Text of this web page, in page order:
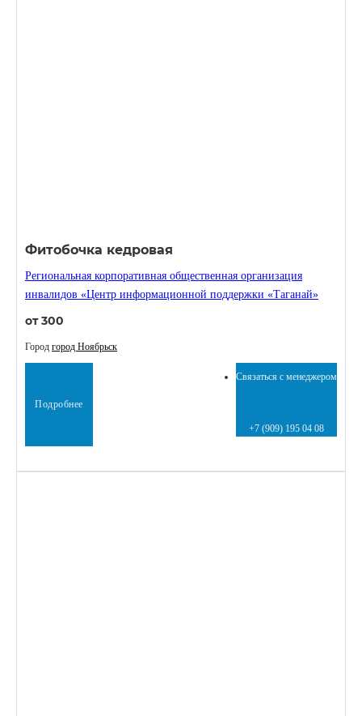
Фитобочка кедровая
Региональная корпоративная общественная организация
инвалидов «Центр информационной поддержки «Таганай»
от 300
Город город Ноябрьск
Подробнее
Связаться с менеджером
+7 (909) 195 04 08